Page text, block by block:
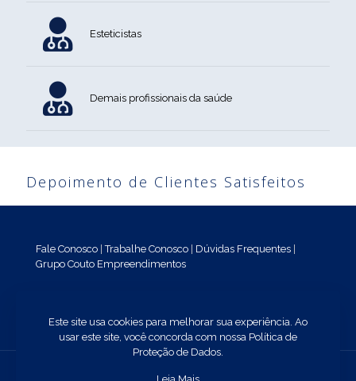
Esteticistas
Demais profissionais da saúde
Depoimento de Clientes Satisfeitos
Fale Conosco Trabalhe Conosco Dúvidas Frequentes
Grupo Couto Empreendimentos
Este site usa cookies para melhorar sua experiência. Ao
usar este site, você concorda com nossa Política de
Proteção de Dados.